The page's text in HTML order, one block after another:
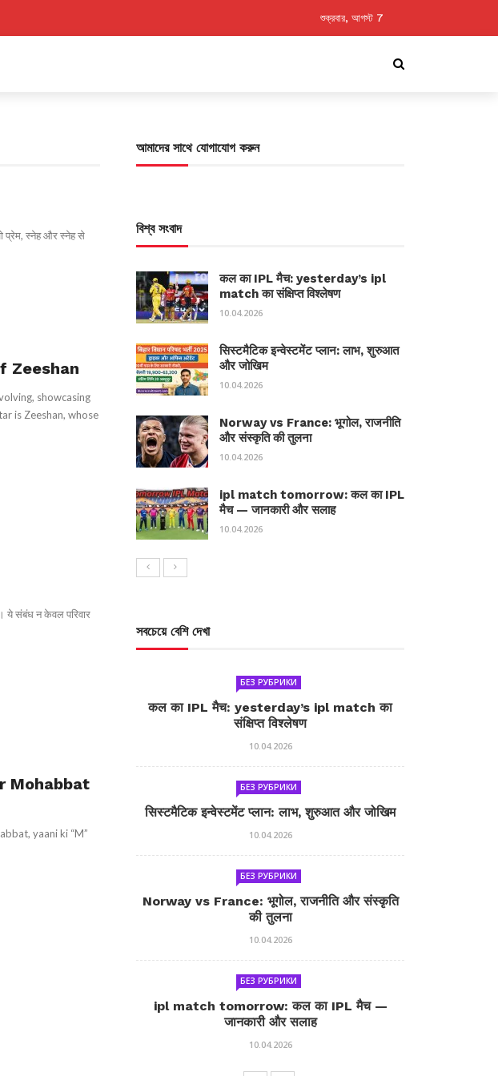
শুক্রবার, আগস্ট 7
प्रेम, स्नेह और स्नेह से
Zeeshan
showcasing
is Zeeshan, whose
ये संबंध न केवल परिवार
Mohabbat
yaani ki “M”
আমাদের সাথে যোগাযোগ করুন
বিশ্ব সংবাদ
कल का IPL मैच: yesterday’s ipl
match का संक्षिप्त विश्लेषण
10.04.2026
सिस्टमैटिक इन्वेस्टमेंट प्लान: लाभ, शुरुआत
और जोखिम
10.04.2026
Norway vs France: भूगोल, राजनीति
और संस्कृति की तुलना
10.04.2026
ipl match tomorrow: कल का IPL
मैच — जानकारी और सलाह
10.04.2026
সবচেয়ে বেশি দেখা
БЕЗ РУБРИКИ
कल का IPL मैच: yesterday’s ipl match का
संक्षिप्त विश्लेषण
10.04.2026
БЕЗ РУБРИКИ
सिस्टमैटिक इन्वेस्टमेंट प्लान: लाभ, शुरुआत और जोखिम
10.04.2026
БЕЗ РУБРИКИ
Norway vs France: भूगोल, राजनीति और संस्कृति
की तुलना
10.04.2026
БЕЗ РУБРИКИ
ipl match tomorrow: कल का IPL मैच —
जानकारी और सलाह
10.04.2026